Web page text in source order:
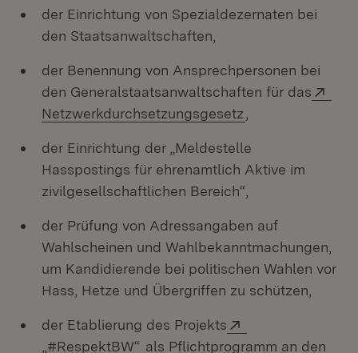
der Einrichtung von Spezialdezernaten bei
den Staatsanwaltschaften,
der Benennung von Ansprechpersonen bei
den Generalstaatsanwaltschaften für das
Netzwerkdurchsetzungsgesetz
der Einrichtung der „Meldestelle
Hasspostings für ehrenamtlich Aktive im
zivilgesellschaftlichen Bereich“,
der Prüfung von Adressangaben auf
Wahlscheinen und Wahlbekanntmachungen,
um Kandidierende bei politischen Wahlen vor
Hass, Hetze und Übergriffen zu schützen,
der Etablierung des Projekts
„#RespektBW“ (Öffnet in neuem Fenster)
als Pflichtprogramm an den